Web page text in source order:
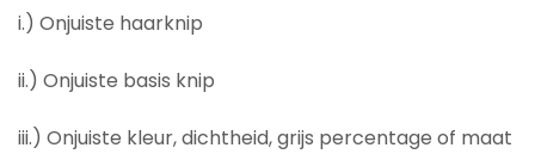
i.) Onjuiste haarknip
ii.) Onjuiste basis knip
iii.) Onjuiste kleur, dichtheid, grijs percentage of maat